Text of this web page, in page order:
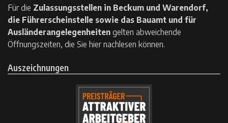
Für die Zulassungsstellen in Beckum und Warendorf,
die Führerscheinstelle sowie das Bauamt und für
Ausländerangelegenheiten gelten abweichende
Öffnungszeiten, die Sie hier nachlesen können.
Auszeichnungen